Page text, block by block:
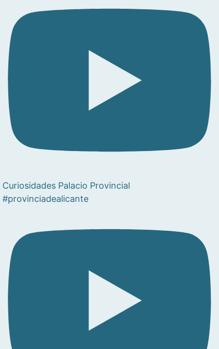
Curiosidades Palacio Provincial
#provinciadealicante